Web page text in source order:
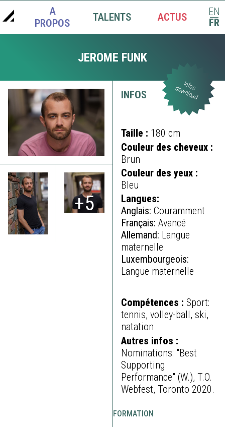
A
PROPOS
TALENTS ACTUS EN
|
FR
JEROME FUNK
+5
INFOS
Taille : 180 cm
Couleur des cheveux :
Brun
Couleur des yeux :
Bleu
Langues:
Anglais: Couramment
Français: Avancé
Allemand: Langue
maternelle
Luxembourgeois:
Langue maternelle
Compétences : Sport:
tennis, volley-ball, ski,
natation
Autres infos :
Nominations: "Best
Supporting
Performance" (W.), T.O.
Webfest, Toronto 2020.
FORMATION
Infos
download